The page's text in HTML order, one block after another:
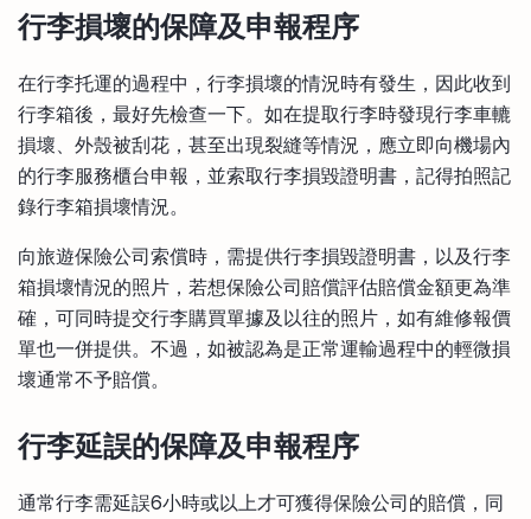
行李損壞的保障及申報程序
在行李托運的過程中，行李損壞的情況時有發生，因此收到
行李箱後，最好先檢查一下。如在提取行李時發現行李車轆
損壞、外殼被刮花，甚至出現裂縫等情況，應立即向機場內
的行李服務櫃台申報，並索取行李損毀證明書，記得拍照記
錄行李箱損壞情況。
向旅遊保險公司索償時，需提供行李損毀證明書，以及行李
箱損壞情況的照片，若想保險公司賠償評估賠償金額更為準
確，可同時提交行李購買單據及以往的照片，如有維修報價
單也一併提供。不過，如被認為是正常運輸過程中的輕微損
壞通常不予賠償。
行李延誤的保障及申報程序
通常行李需延誤6小時或以上才可獲得保險公司的賠償，同